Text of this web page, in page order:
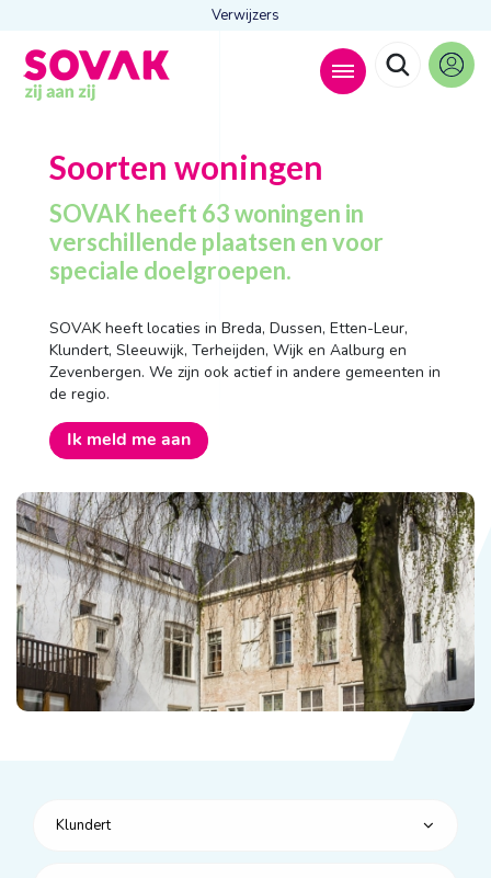
Verwijzers
Anderen zochten ook
Wonen
Dagbesteding
Behandelingen
Contact
Soorten woningen
SOVAK heeft 63 woningen in
verschillende plaatsen en voor
speciale doelgroepen.
SOVAK heeft locaties in Breda, Dussen, Etten-Leur,
Klundert, Sleeuwijk, Terheijden, Wijk en Aalburg en
Zevenbergen. We zijn ook actief in andere gemeenten in
de regio.
Ik meld me aan
Klundert